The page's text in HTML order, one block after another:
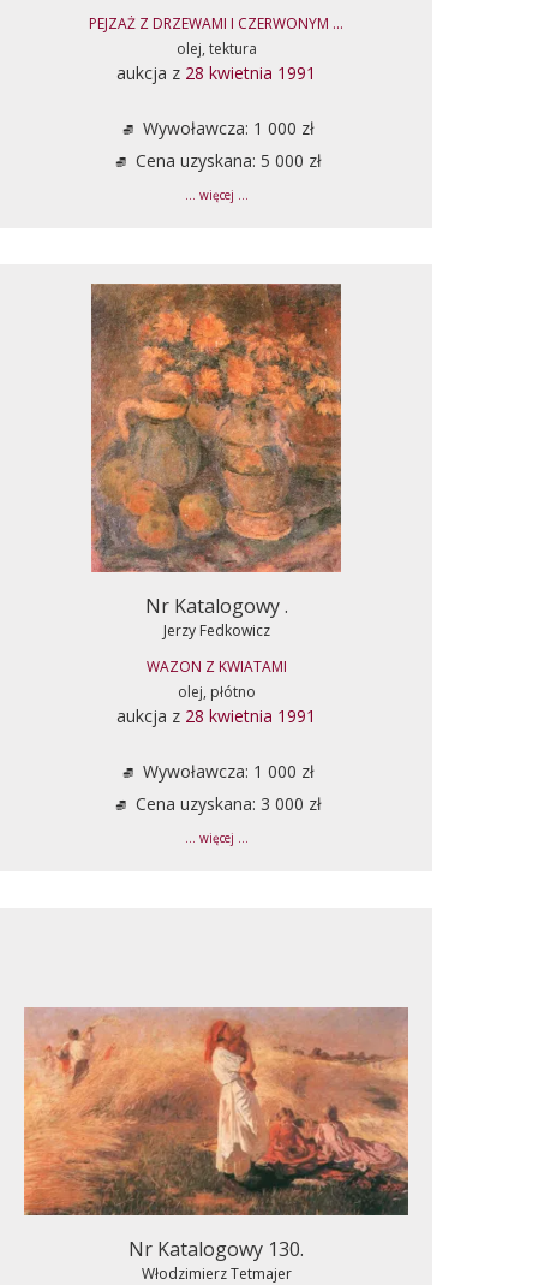
PEJZAŻ Z DRZEWAMI I CZERWONYM ...
olej, tektura
aukcja z 28 kwietnia 1991
Wywoławcza: 1 000 zł
Cena uzyskana: 5 000 zł
... więcej ...
Nr Katalogowy .
Jerzy Fedkowicz
WAZON Z KWIATAMI
olej, płótno
aukcja z 28 kwietnia 1991
Wywoławcza: 1 000 zł
Cena uzyskana: 3 000 zł
... więcej ...
Nr Katalogowy 130.
Włodzimierz Tetmajer